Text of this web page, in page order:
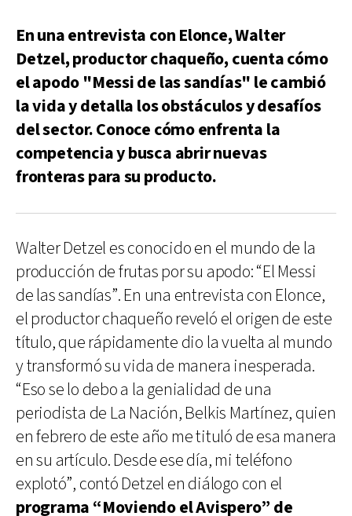
En una entrevista con Elonce, Walter
Detzel, productor chaqueño, cuenta cómo
el apodo "Messi de las sandías" le cambió
la vida y detalla los obstáculos y desafíos
del sector. Conoce cómo enfrenta la
competencia y busca abrir nuevas
fronteras para su producto.
Walter Detzel es conocido en el mundo de la
producción de frutas por su apodo: “El Messi
de las sandías”. En una entrevista con Elonce,
el productor chaqueño reveló el origen de este
título, que rápidamente dio la vuelta al mundo
y transformó su vida de manera inesperada.
“Eso se lo debo a la genialidad de una
periodista de La Nación, Belkis Martínez, quien
en febrero de este año me tituló de esa manera
en su artículo. Desde ese día, mi teléfono
explotó”, contó Detzel en diálogo con el
programa “Moviendo el Avispero” de